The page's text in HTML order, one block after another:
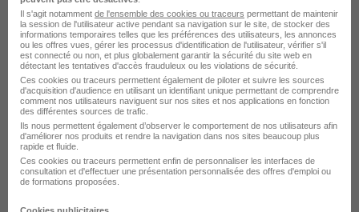
Directeur de la Publication : Monsieur François
LEVERGER
Hébergeur
Les sites sont hébergés par :
Microsoft Azure
37 Quai du Président Roosevelt
92130 Issy-les-Moulineaux
Tél. : 09 70 01 90 90
Il s'agit notamment de l'ensemble des cookies ou traceurs permettant de maintenir
la session de l'utilisateur active pendant sa navigation sur le site, de stocker des
informations temporaires telles que les préférences des utilisateurs, les annonces
ou les offres vues, gérer les processus d'identification de l'utilisateur, vérifier s'il
est connecté ou non, et plus globalement garantir la sécurité du site web en
détectant les tentatives d'accès frauduleux ou les violations de sécurité.
Ces cookies ou traceurs permettent également de piloter et suivre les sources
d'acquisition d'audience en utilisant un identifiant unique permettant de comprendre
comment nos utilisateurs naviguent sur nos sites et nos applications en fonction
des différentes sources de trafic.
Ils nous permettent également d’observer le comportement de nos utilisateurs afin
d'améliorer nos produits et rendre la navigation dans nos sites beaucoup plus
rapide et fluide.
Ces cookies ou traceurs permettent enfin de personnaliser les interfaces de
consultation et d'effectuer une présentation personnalisée des offres d'emploi ou
de formations proposées.